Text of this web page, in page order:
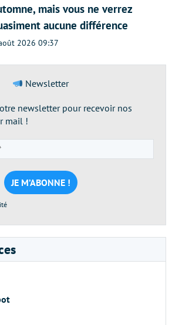
mais vous ne verrez
aucune différence
2026 09:37
Newsletter
newsletter pour recevoir nos
mail !
e-
mail
*